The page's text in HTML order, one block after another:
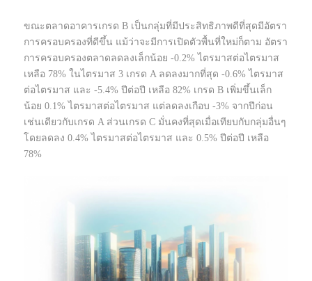
ขณะตลาดอาคารเกรด B เป็นกลุ่มที่มีประสิทธิภาพดีที่สุดมีอัตรา
การครอบครองที่ดีขึ้น แม้ว่าจะมีการเปิดตัวพื้นที่ใหม่ก็ตาม อัตรา
การครอบครองตลาดลดลงเล็กน้อย -0.2% ไตรมาสต่อไตรมาส
เหลือ 78% ในไตรมาส 3 เกรด A ลดลงมากที่สุด -0.6% ไตรมาส
ต่อไตรมาส และ -5.4% ปีต่อปี เหลือ 82% เกรด B เพิ่มขึ้นเล็ก
น้อย 0.1% ไตรมาสต่อไตรมาส แต่ลดลงเกือบ -3% จากปีก่อน
เช่นเดียวกับเกรด A ส่วนเกรด C มั่นคงที่สุดเมื่อเทียบกับกลุ่มอื่นๆ
โดยลดลง 0.4% ไตรมาสต่อไตรมาส และ 0.5% ปีต่อปี เหลือ
78%